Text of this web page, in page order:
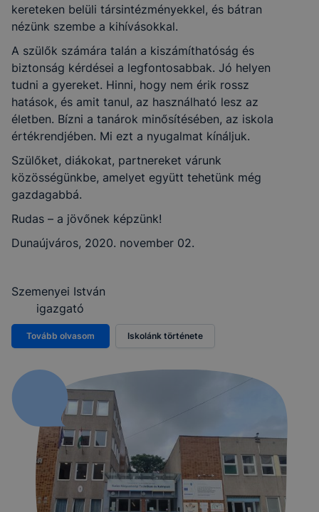
kereteken belüli társintézményekkel, és bátran
nézünk szembe a kihívásokkal.
A szülők számára talán a kiszámíthatóság és
biztonság kérdései a legfontosabbak. Jó helyen
tudni a gyereket. Hinni, hogy nem érik rossz
hatások, és amit tanul, az használható lesz az
életben. Bízni a tanárok minősítésében, az iskola
értékrendjében. Mi ezt a nyugalmat kínáljuk.
Szülőket, diákokat, partnereket várunk
közösségünkbe, amelyet együtt tehetünk még
gazdagabbá.
Rudas – a jövőnek képzünk!
Dunaújváros, 2020. november 02.
Szemenyei István
igazgató
Tovább olvasom Iskolánk története